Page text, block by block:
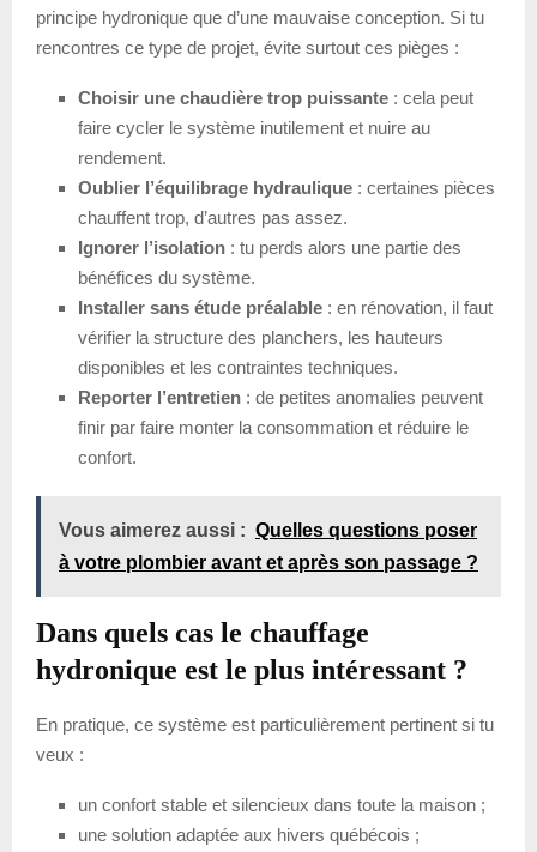
principe hydronique que d’une mauvaise conception. Si tu
rencontres ce type de projet, évite surtout ces pièges :
Choisir une chaudière trop puissante : cela peut
faire cycler le système inutilement et nuire au
rendement.
Oublier l’équilibrage hydraulique : certaines pièces
chauffent trop, d’autres pas assez.
Ignorer l’isolation : tu perds alors une partie des
bénéfices du système.
Installer sans étude préalable : en rénovation, il faut
vérifier la structure des planchers, les hauteurs
disponibles et les contraintes techniques.
Reporter l’entretien : de petites anomalies peuvent
finir par faire monter la consommation et réduire le
confort.
Vous aimerez aussi : Quelles questions poser
à votre plombier avant et après son passage ?
Dans quels cas le chauffage
hydronique est le plus intéressant ?
En pratique, ce système est particulièrement pertinent si tu
veux :
un confort stable et silencieux dans toute la maison ;
une solution adaptée aux hivers québécois ;